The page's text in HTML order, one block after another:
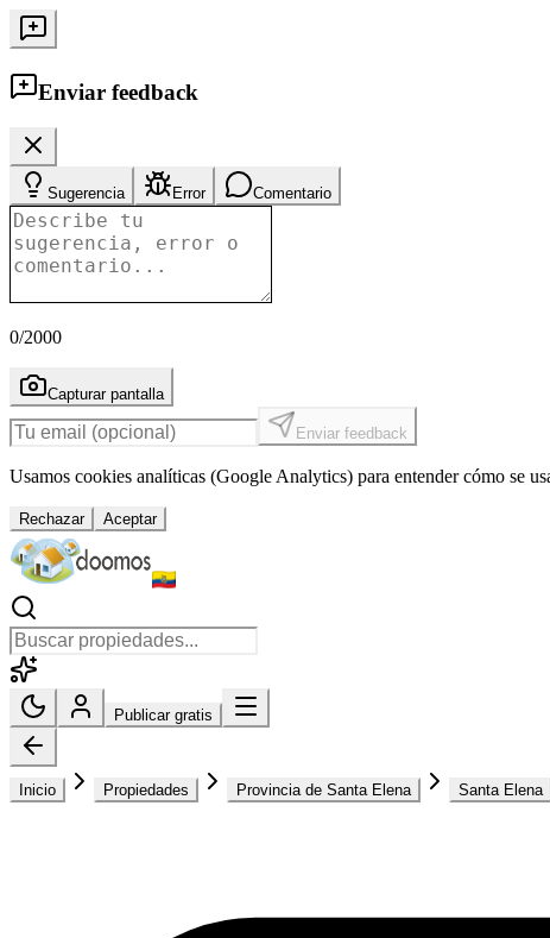
Enviar feedback
Sugerencia Error Comentario
0/2000
Capturar pantalla
Enviar feedback
Usamos cookies analíticas (Google Analytics) para entender cómo se
Rechazar Aceptar
Publicar gratis
Inicio Propiedades Provincia de Santa Elena Santa Elena